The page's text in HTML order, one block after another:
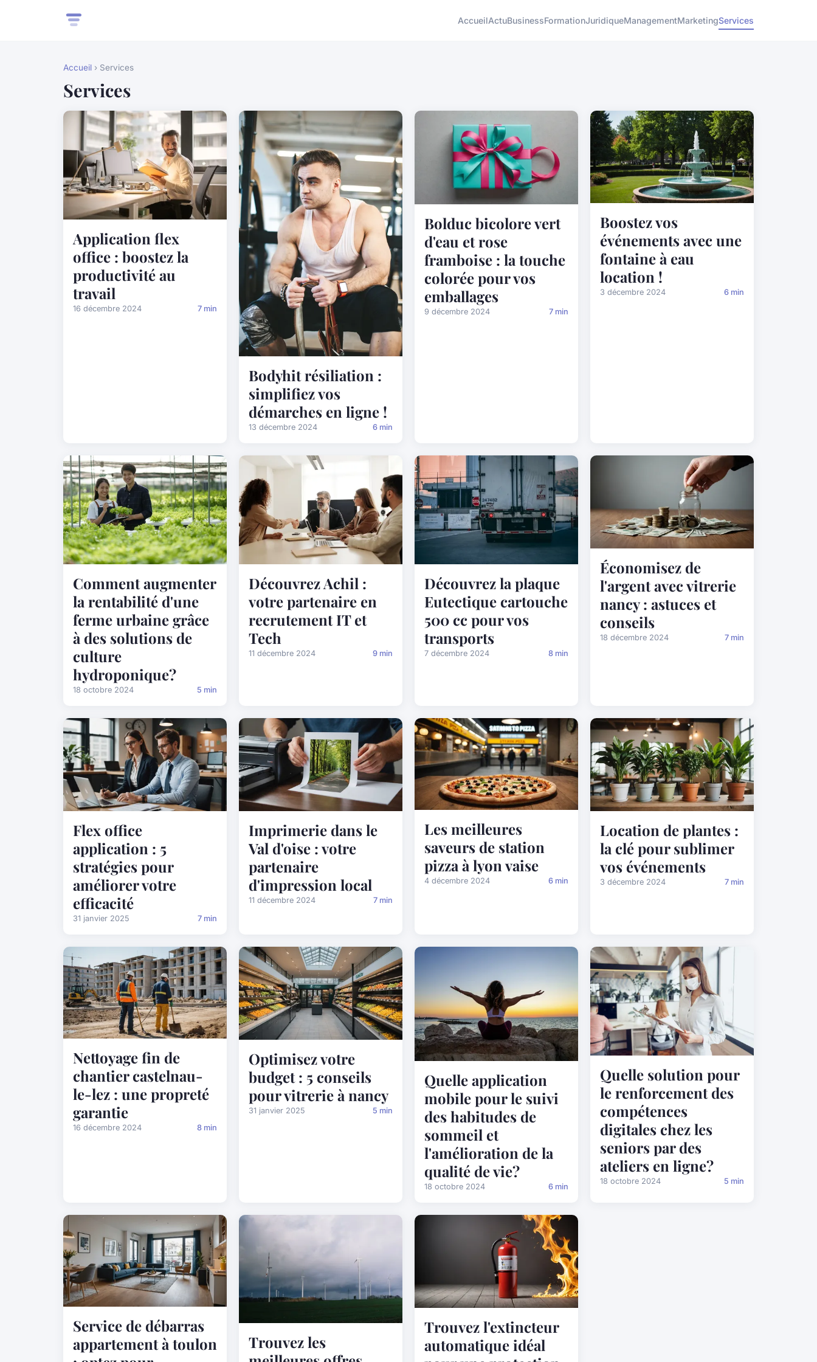
AccueilActuBusinessFormationJuridiqueManagementMarketingServices
Accueil › Services
Services
Application flex
office : boostez la
productivité au
travail
16 décembre 2024 7 min
Bodyhit résiliation :
simplifiez vos
démarches en ligne !
13 décembre 2024 6 min
Bolduc bicolore vert
d'eau et rose
framboise : la touche
colorée pour vos
emballages
9 décembre 2024 7 min
Boostez vos
événements avec une
fontaine à eau
location !
3 décembre 2024 6 min
Comment augmenter
la rentabilité d'une
ferme urbaine grâce
à des solutions de
culture
hydroponique?
18 octobre 2024 5 min
Découvrez Achil :
votre partenaire en
recrutement IT et
Tech
11 décembre 2024 9 min
Découvrez la plaque
Eutectique cartouche
500 cc pour vos
transports
7 décembre 2024 8 min
Économisez de
l'argent avec vitrerie
nancy : astuces et
conseils
18 décembre 2024 7 min
Flex office
application : 5
stratégies pour
améliorer votre
efficacité
31 janvier 2025 7 min
Imprimerie dans le
Val d'oise : votre
partenaire
d'impression local
11 décembre 2024 7 min
Les meilleures
saveurs de station
pizza à lyon vaise
4 décembre 2024 6 min
Location de plantes :
la clé pour sublimer
vos événements
3 décembre 2024 7 min
Nettoyage fin de
chantier castelnau-
le-lez : une propreté
garantie
16 décembre 2024 8 min
Optimisez votre
budget : 5 conseils
pour vitrerie à nancy
31 janvier 2025 5 min
Quelle application
mobile pour le suivi
des habitudes de
sommeil et
l'amélioration de la
qualité de vie?
18 octobre 2024 6 min
Quelle solution pour
le renforcement des
compétences
digitales chez les
seniors par des
ateliers en ligne?
18 octobre 2024 5 min
Service de débarras
appartement à toulon
Trouvez les
Trouvez l'extincteur
automatique idéal